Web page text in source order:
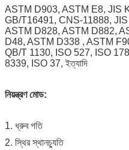
ASTM D903, ASTM E8, JIS
GB/T16491, CNS-11888,
ASTM D828, ASTM D882,
D48, ASTM D338 , ASTM
QB/T 1130, ISO 527, ISO
8339, ISO 37, ইত্যাদি
নিয়ন্ত্রণ মোড:
1. ধ্রুব গতি
2. স্থির স্থানচ্যুতি